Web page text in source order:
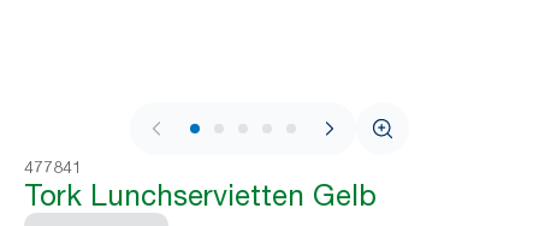
1 / 7
477841
Tork Lunchservietten Gelb